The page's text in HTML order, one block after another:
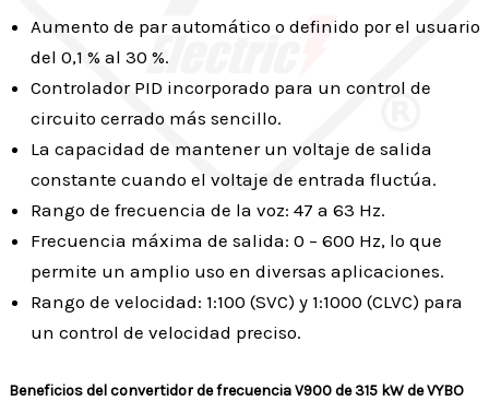
Aumento de par automático o definido por el usuario
del 0,1 % al 30 %.
Controlador PID incorporado para un control de
circuito cerrado más sencillo.
La capacidad de mantener un voltaje de salida
constante cuando el voltaje de entrada fluctúa.
Rango de frecuencia de la voz: 47 a 63 Hz.
Frecuencia máxima de salida: 0 – 600 Hz, lo que
permite un amplio uso en diversas aplicaciones.
Rango de velocidad: 1:100 (SVC) y 1:1000 (CLVC) para
un control de velocidad preciso.
Beneficios del convertidor de frecuencia V900 de 315 kW de VYBO